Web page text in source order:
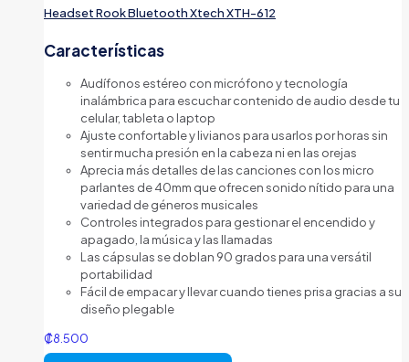
Headset Rook Bluetooth Xtech XTH-612
Características
Audífonos estéreo con micrófono y tecnología
inalámbrica para escuchar contenido de audio desde tu
celular, tableta o laptop
Ajuste confortable y livianos para usarlos por horas sin
sentir mucha presión en la cabeza ni en las orejas
Aprecia más detalles de las canciones con los micro
parlantes de 40mm que ofrecen sonido nítido para una
variedad de géneros musicales
Controles integrados para gestionar el encendido y
apagado, la música y las llamadas
Las cápsulas se doblan 90 grados para una versátil
portabilidad
Fácil de empacar y llevar cuando tienes prisa gracias a su
diseño plegable
₡8.500